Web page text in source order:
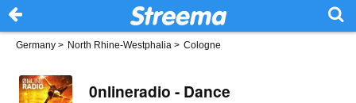
Germany > North Rhine-Westphalia > Cologne
0nlineradio - Dance